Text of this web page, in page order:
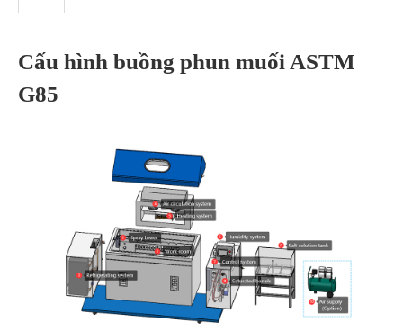
Cấu hình buồng phun muối ASTM
G85